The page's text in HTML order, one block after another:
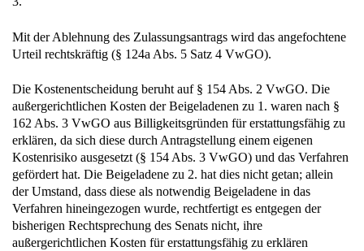
Mit der Ablehnung des Zulassungsantrags wird das angefochtene
Urteil rechtskräftig (§ 124a Abs. 5 Satz 4 VwGO).
Die Kostenentscheidung beruht auf § 154 Abs. 2 VwGO. Die
außergerichtlichen Kosten der Beigeladenen zu 1. waren nach §
162 Abs. 3 VwGO aus Billigkeitsgründen für erstattungsfähig zu
erklären, da sich diese durch Antragstellung einem eigenen
Kostenrisiko ausgesetzt (§ 154 Abs. 3 VwGO) und das Verfahren
gefördert hat. Die Beigeladene zu 2. hat dies nicht getan; allein
der Umstand, dass diese als notwendig Beigeladene in das
Verfahren hineingezogen wurde, rechtfertigt es entgegen der
bisherigen Rechtsprechung des Senats nicht, ihre
außergerichtlichen Kosten für erstattungsfähig zu erklären